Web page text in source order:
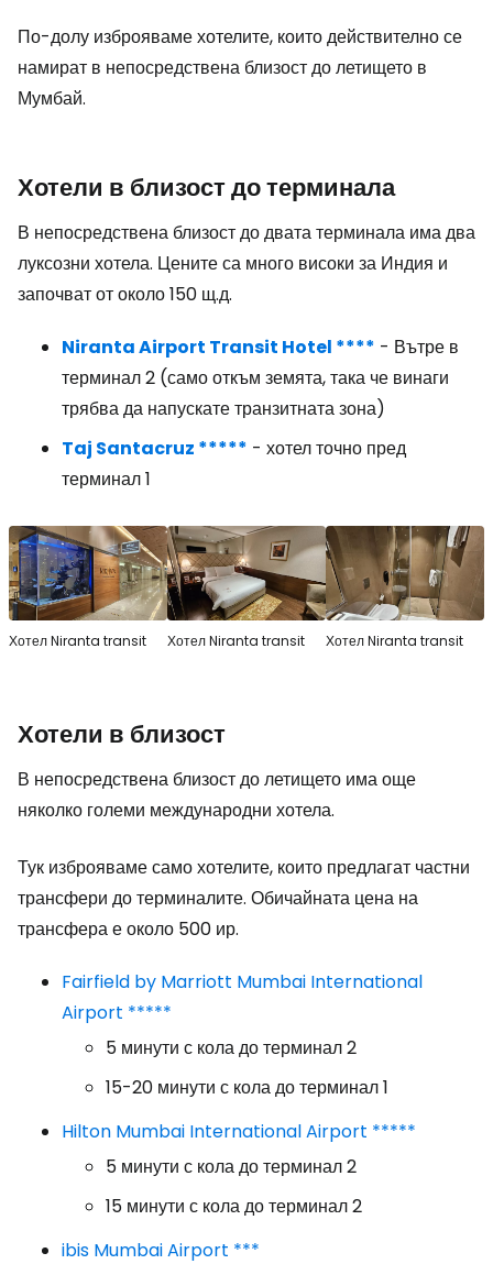
По-долу изброяваме хотелите, които действително се
намират в непосредствена близост до летището в
Мумбай.
Хотели в близост до терминала
В непосредствена близост до двата терминала има два
луксозни хотела. Цените са много високи за Индия и
започват от около 150 щ.д.
Niranta Airport Transit Hotel **** - Вътре в
терминал 2 (само откъм земята, така че винаги
трябва да напускате транзитната зона)
Taj Santacruz ***** - хотел точно пред
терминал 1
Хотел Niranta transit Хотел Niranta transit Хотел Niranta transit
Хотели в близост
В непосредствена близост до летището има още
няколко големи международни хотела.
Тук изброяваме само хотелите, които предлагат частни
трансфери до терминалите. Обичайната цена на
трансфера е около 500 ир.
Fairfield by Marriott Mumbai International
Airport *****
5 минути с кола до терминал 2
15-20 минути с кола до терминал 1
Hilton Mumbai International Airport *****
5 минути с кола до терминал 2
15 минути с кола до терминал 2
ibis Mumbai Airport ***